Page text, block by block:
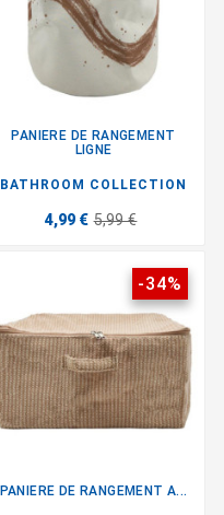
PANIERE DE RANGEMENT
LIGNE
BATHROOM COLLECTION
4,99 € 5,99 €
-34%
PANIERE DE RANGEMENT A...